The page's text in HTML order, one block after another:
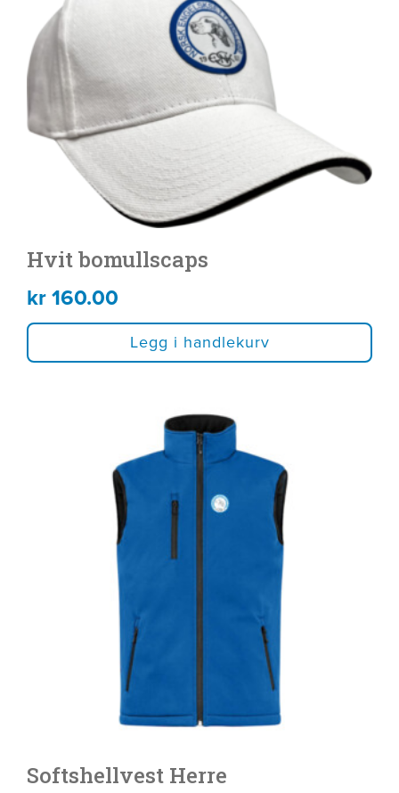
Hvit bomullscaps
kr160.00
Legg i handlekurv
Softshellvest Herre
Alternativene
produktsiden